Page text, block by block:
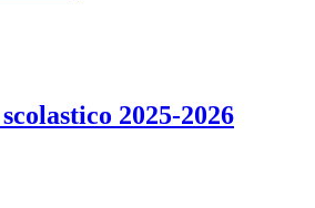
2025-2026